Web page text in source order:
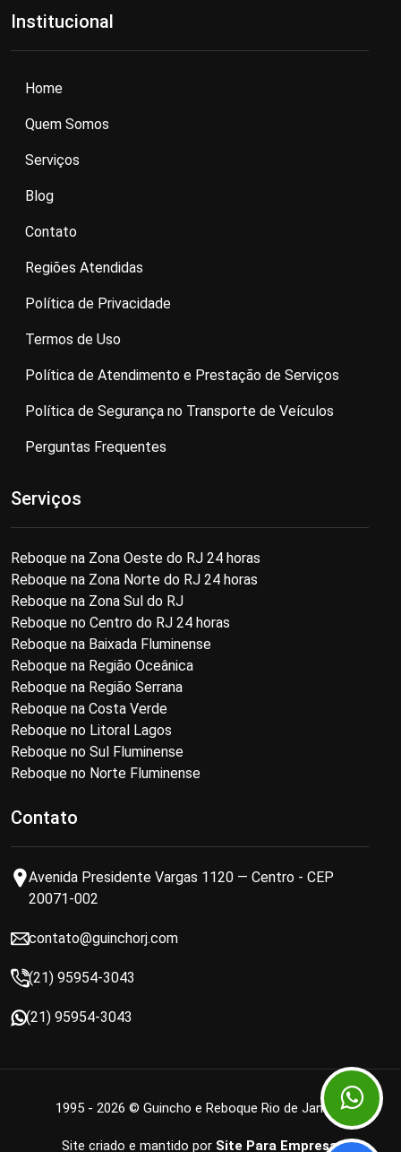
Institucional
Home
Quem Somos
Serviços
Blog
Contato
Regiões Atendidas
Política de Privacidade
Termos de Uso
Política de Atendimento e Prestação de Serviços
Política de Segurança no Transporte de Veículos
Perguntas Frequentes
Serviços
Reboque na Zona Oeste do RJ 24 horas
Reboque na Zona Norte do RJ 24 horas
Reboque na Zona Sul do RJ
Reboque no Centro do RJ 24 horas
Reboque na Baixada Fluminense
Reboque na Região Oceânica
Reboque na Região Serrana
Reboque na Costa Verde
Reboque no Litoral Lagos
Reboque no Sul Fluminense
Reboque no Norte Fluminense
Contato
Avenida Presidente Vargas 1120 — Centro - CEP
20071-002
contato@guinchorj.com
(21) 95954-3043
(21) 95954-3043
1995 - 2026 © Guincho e Reboque Rio de Janeiro
Site criado e mantido por Site Para Empresa.